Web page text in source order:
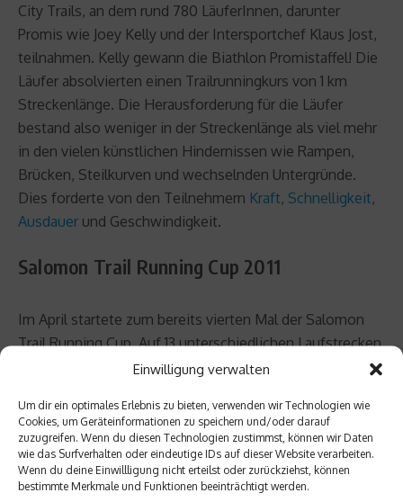
Einwilligung verwalten
Um dir ein optimales Erlebnis zu bieten, verwenden wir Technologien wie
Cookies, um Geräteinformationen zu speichern und/oder darauf
zuzugreifen. Wenn du diesen Technologien zustimmst, können wir Daten
wie das Surfverhalten oder eindeutige IDs auf dieser Website verarbeiten.
Wenn du deine Einwillligung nicht erteilst oder zurückziehst, können
bestimmte Merkmale und Funktionen beeinträchtigt werden.
City Trails, an dem rund 780 LäuferInnen, darunter
Promis wie Joey Kelly und der Intersportchef Klaus Jost,
teilnahmen. Kelly gewann die Biathlon Promistaffel! Die
Läufer absolvierten einen Trailrunningkurs von 1 km
Streckenlänge. Die Herausforderung für die Läufer
bestand also weniger in der Streckenlänge als viel mehr
in den vielen künstlichen Hindernissen wie Rampen,
Brücken, Steilkurven und wechselnden Untergründe.
Dies forderte von den Teilnehmern Kraft, Schnelligkeit,
Ausdauer und Geschwindigkeit.
Salomon Trail Running Cup 2011
Im April startete zum bereits vierten Mal der Salomon
Trail Running Cup. Auf 13 unterschiedlichen Laufstrecken
sind 2011 insgesamt 256,4 Kilometer und etwa 10.000
Oberelbe oder ein Berglauf in den bayerischen Alpen, die
Teilnehmer können auf den landschaftlich reizvollen
Routen durch die Natur ihreFitnessunter Beweis stellen
und bis an ihre sportlichen Grenzen gehen. Dabei